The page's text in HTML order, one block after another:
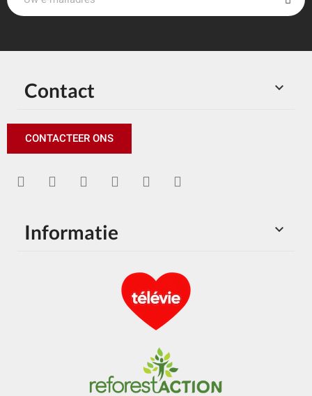

Contact
CONTACTEER ONS

Informatie